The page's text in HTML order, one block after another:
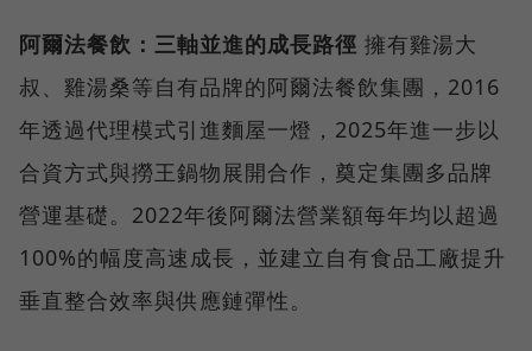
阿爾法餐飲：三軸並進的成長路徑 擁有雞湯大
叔、雞湯桑等自有品牌的阿爾法餐飲集團，2016
年透過代理模式引進麵屋一燈，2025年進一步以
合資方式與撈王鍋物展開合作，奠定集團多品牌
營運基礎。2022年後阿爾法營業額每年均以超過
100%的幅度高速成長，並建立自有食品工廠提升
垂直整合效率與供應鏈彈性。